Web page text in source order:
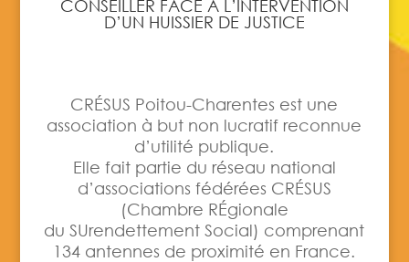
CONSEILLER FACE À L’INTERVENTION
D’UN HUISSIER DE JUSTICE
CRÉSUS Poitou-Charentes est une
association à but non lucratif reconnue
d’utilité publique.
Elle fait partie du réseau national
d’associations fédérées CRÉSUS
(Chambre RÉgionale
du SUrendettement Social) comprenant
134 antennes de proximité en France.